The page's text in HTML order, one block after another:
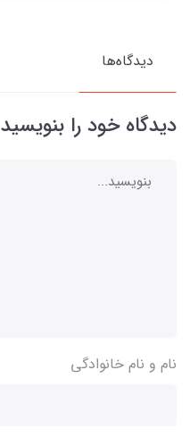
دیدگاه‌ها
دیدگاه خود را بنویسید
نام و نام خانوادگی